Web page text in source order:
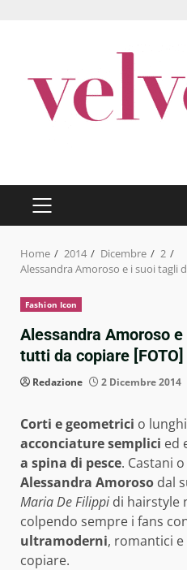
PRIMARY
MENU
Home 2014 Dicembre
2
Alessandra Amoroso e i suoi tagli
Fashion Icon
Alessandra Amoroso
tutti da copiare [FOTO]
Redazione 2 Dicembre 2014
Corti e geometrici o
acconciature semplici ed
a spina di pesce. Castani
Alessandra Amoroso dal
Maria De Filippi di hairstyle
colpendo sempre i fans
ultramoderni, romantici
copiare.